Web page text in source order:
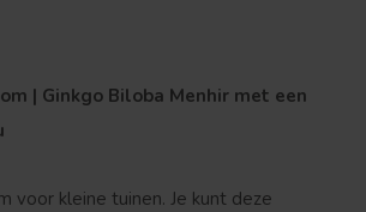
| Ginkgo Biloba Menhir met een
voor kleine tuinen. Je kunt deze